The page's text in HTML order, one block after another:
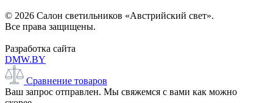
© 2026 Салон светильников «Австрийский свет».
Все права защищены.
Разработка сайта
DMW.BY
Сравнение товаров
Ваш запрос отправлен. Мы свяжемся с вами как можно